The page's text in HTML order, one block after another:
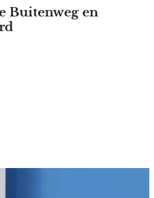
Overslaan en naar de inhoud
Buitenweg en